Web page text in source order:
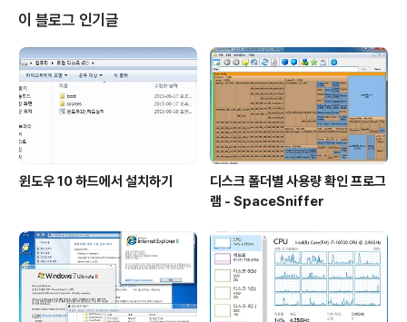
이 블로그 인기글
윈도우 10 하드에서 설치하기
디스크 폴더별 사용량 확인 프로그
램 - SpaceSniffer